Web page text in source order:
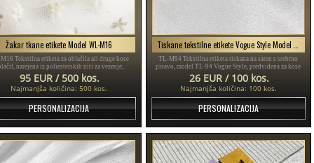
Žakar tkane etikete Model WL-M16
Tekstilna etiketa za oblačila ali druge kose
narejena iz poliesterskih niti za vezenje,
glede na dizajn potrošnika v različnih
barvah.
95 EUR / 500 kos.
Najmanjša količina: 500 kos.
PERSONALIZACIJA
TL-M94 Tekstilna etiketa tiskana na saten s srebrno
pisavo, model TL-94 Vogue Style, predvidena za kose
oblačil, različna oblačila ter dodatke.
26 EUR / 100 kos.
Najmanjša količina: 100 kos.
PERSONALIZACIJA